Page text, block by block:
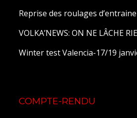
Reprise des roulages
VOLKA’NEWS: ON NE LÂCHE
Winter test Valencia-17/19
COMPTE-RENDU